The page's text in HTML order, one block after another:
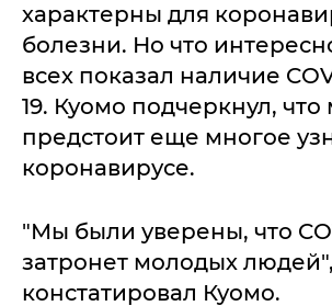
характерны для
болезни. Но что
всех показал наличие
19. Куомо подчеркнул, что
предстоит еще многое
коронавирусе.
"Мы были уверены, что
затронет молодых
констатировал Куомо.